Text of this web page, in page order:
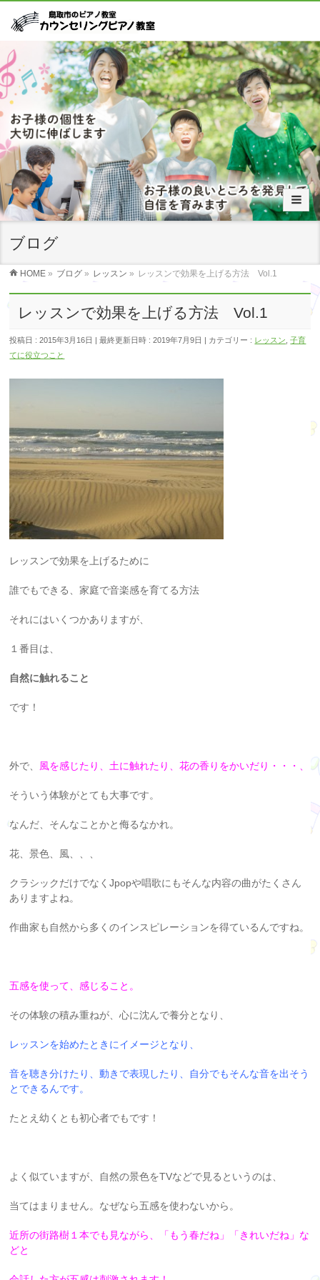
ブログ
HOME » ブログ » レッスン » レッスンで効果を上げる方法 Vol.1
レッスンで効果を上げる方法 Vol.1
投稿日 : 2015年3月16日 最終更新日時 : 2019年7月9日 カテゴリー : レッスン ,子育
てに役立つこと
レッスンで効果を上げるために
誰でもできる、家庭で音楽感を育てる方法
それにはいくつかありますが、
１番目は、
自然に触れること
です！
外で、 風を感じたり、土に触れたり、花の香りをかいだり・・・、
そういう体験がとても大事です。
なんだ、そんなことかと侮るなかれ。
花、景色、風、、、
クラシックだけでなくJpopや唱歌にもそんな内容の曲がたくさん
ありますよね。
作曲家も自然から多くのインスピレーションを得ているんですね。
五感を使って、感じること。
その体験の積み重ねが、心に沈んで養分となり、
レッスンを始めたときにイメージとなり、
音を聴き分けたり、動きで表現したり、自分でもそんな音を出そう
とできるんです。
たとえ幼くとも初心者でもです！
よく似ていますが、自然の景色をTVなどで見るというのは、
当てはまりません。なぜなら五感を使わないから。
近所の街路樹１本でも見ながら、「もう春だね」「きれいだね」な
どと